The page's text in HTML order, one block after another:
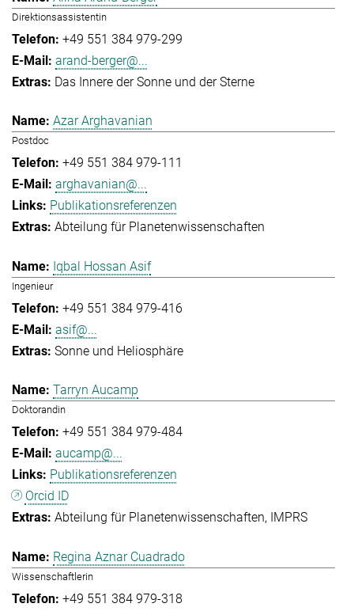
Direktionsassistentin
+49 551 384 979-299
arand-berger@...
Das Innere der Sonne und der Sterne
Azar Arghavanian
Postdoc
+49 551 384 979-111
arghavanian@...
Publikationsreferenzen
Abteilung für Planetenwissenschaften
Iqbal Hossan Asif
Ingenieur
+49 551 384 979-416
asif@...
Sonne und Heliosphäre
Tarryn Aucamp
Doktorandin
+49 551 384 979-484
aucamp@...
Publikationsreferenzen
Orcid ID
Abteilung für Planetenwissenschaften IMPRS
Regina Aznar Cuadrado
Wissenschaftlerin
+49 551 384 979-318